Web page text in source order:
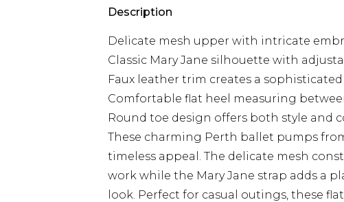
Description
Delicate mesh upper with intricate
Classic Mary Jane silhouette with
Faux leather trim creates a
Comfortable flat heel measuring
Round toe design offers both style and
These charming Perth ballet pumps
timeless appeal. The delicate mesh
work while the Mary Jane strap adds a
look. Perfect for casual outings, these